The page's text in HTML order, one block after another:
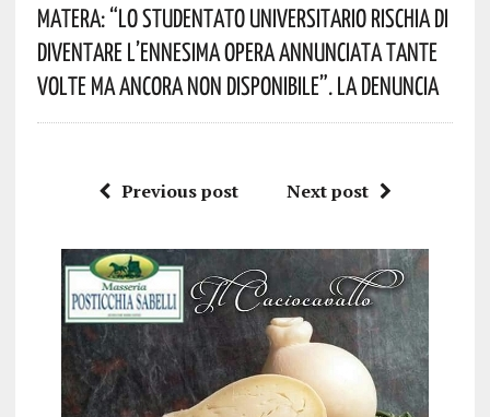
Matera: “Lo Studentato Universitario Rischia Di
Diventare L’ennesima Opera Annunciata Tante
Volte Ma Ancora Non Disponibile”. La Denuncia
Previous post Next post